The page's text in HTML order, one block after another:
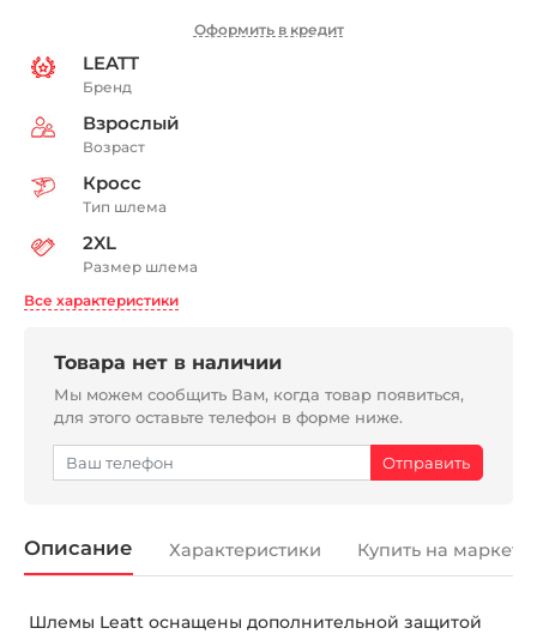
Оформить в кредит
LEATT
Бренд
Взрослый
Возраст
Кросс
Тип шлема
2XL
Размер шлема
Все характеристики
Товара нет в наличии
Мы можем сообщить Вам, когда товар появиться,
для этого оставьте телефон в форме ниже.
Описание Характеристики Купить на
Шлемы Leatt оснащены дополнительной защитой